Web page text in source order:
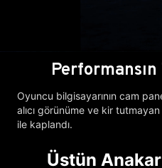
Performansın
Oyuncu bilgisayarının cam
alıcı görünüme ve kir tutmayan
ile kaplandı.
Üstün